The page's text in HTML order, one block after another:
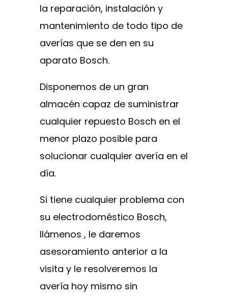
la reparación, instalación y
mantenimiento de todo tipo de
averías que se den en su
aparato Bosch.
Disponemos de un gran
almacén capaz de suministrar
cualquier repuesto Bosch en el
menor plazo posible para
solucionar cualquier avería en el
día.
Si tiene cualquier problema con
su electrodoméstico Bosch,
llámenos , le daremos
asesoramiento anterior a la
visita y le resolveremos la
avería hoy mismo sin